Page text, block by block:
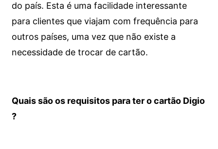
do país. Esta é uma facilidade interessante
para clientes que viajam com frequência para
outros países, uma vez que não existe a
necessidade de trocar de cartão.
Quais são os requisitos para ter o cartão Digio
?